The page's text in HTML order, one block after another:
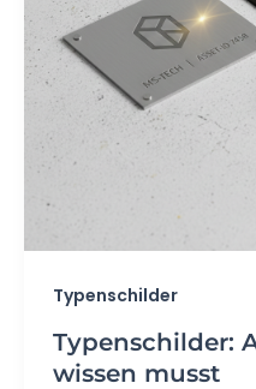
Typenschilder
Typenschilder:
wissen musst